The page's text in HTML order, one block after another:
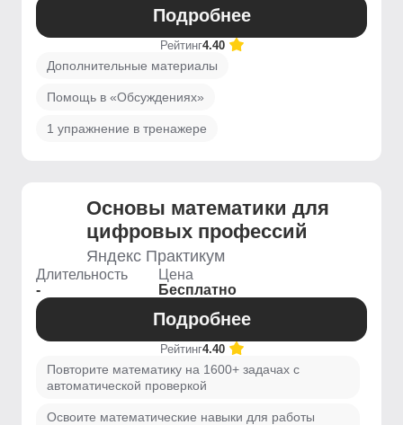
Подробнее
Рейтинг4.40
Дополнительные материалы
Помощь в «Обсуждениях»
1 упражнение в тренажере
Основы математики для
цифровых профессий
Яндекс Практикум
Длительность
-
Цена
Бесплатно
Подробнее
Рейтинг4.40
Повторите математику на 1600+ задачах с
автоматической проверкой
Освоите математические навыки для работы